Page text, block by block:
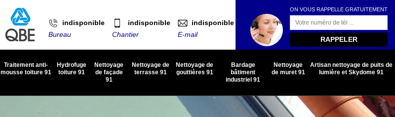
indisponible
Bureau
indisponible
Chantier
indisponible
E-mail
ON VOUS RAPPELLE GRATUITEMENT
Traitement anti-
mousse toiture 91
Hydrofuge
toiture 91
Nettoyage
de façade
91
Nettoyage de
terrasse 91
Nettoyage de
gouttières 91
Bardage
bâtiment
industriel 91
Nettoyage
de muret 91
Artisan nettoyage de puits de
lumière et Skydome 91